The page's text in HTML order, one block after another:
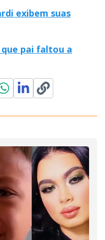
exibem suas
pai faltou a